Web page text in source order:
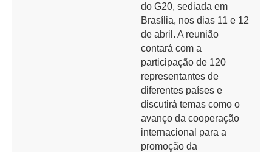
do G20, sediada em
Brasília, nos dias 11 e 12
de abril. A reunião
contará com a
participação de 120
representantes de
diferentes países e
discutirá temas como o
avanço da cooperação
internacional para a
promoção da